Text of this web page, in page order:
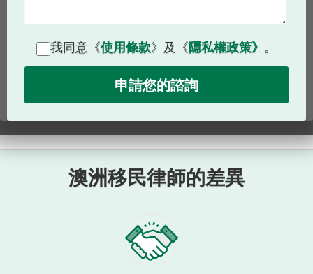
我同意《使用條款》及《隱私權政策》 。
澳洲移民律師的差異